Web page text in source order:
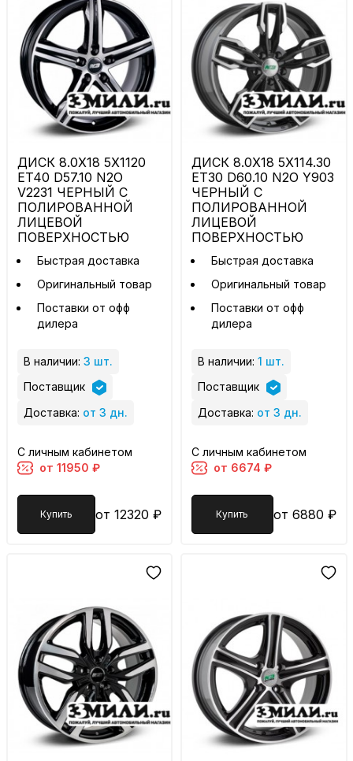
ДИСК 8.0X18 5X1120
ET40 D57.10 N2O
V2231 ЧЕРНЫЙ С
ПОЛИРОВАННОЙ
ЛИЦЕВОЙ
ПОВЕРХНОСТЬЮ
Быстрая доставка
Оригинальный товар
Поставки от офф
дилера
В наличии: 3 шт.
Поставщик
Доставка: от 3 дн.
С личным кабинетом
от 11950 ₽
Купить от 12320 ₽
ДИСК 8.0X18 5X114.30
ET30 D60.10 N2O Y903
ЧЕРНЫЙ С
ПОЛИРОВАННОЙ
ЛИЦЕВОЙ
ПОВЕРХНОСТЬЮ
Быстрая доставка
Оригинальный товар
Поставки от офф
дилера
В наличии: 1 шт.
Поставщик
Доставка: от 3 дн.
С личным кабинетом
от 6674 ₽
Купить от 6880 ₽